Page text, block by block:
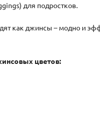
для подростков.
как джинсы – модно и
цветов: